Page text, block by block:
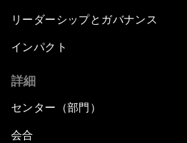
リーダーシップとガバナンス
インパクト
詳細
センター（部門）
会合